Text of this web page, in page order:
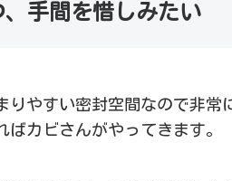
手間を惜しみたい
りやすい密封空間なので非
カビさんがやってきます。